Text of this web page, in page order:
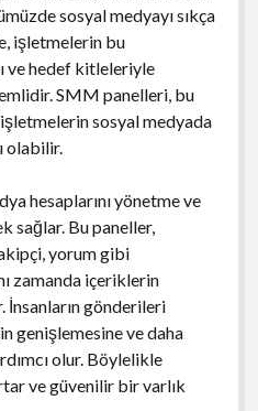
sosyal medyayı sıkça
işletmelerin bu
ve hedef kitleleriyle
SMM panelleri, bu
sosyal medyada
olabilir.
hesaplarını yönetme ve
sağlar. Bu paneller,
yorum gibi
zamanda içeriklerin
İnsanların gönderileri
genişlemesine ve daha
olur. Böylelikle
ve güvenilir bir varlık